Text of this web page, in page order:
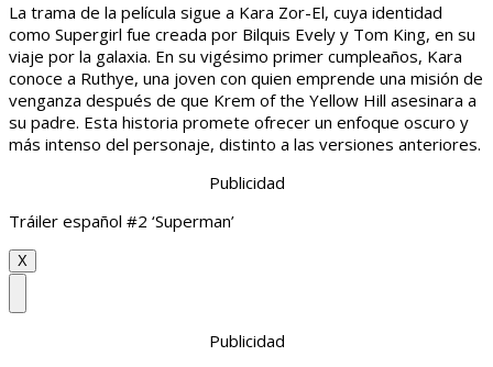
La trama de la película sigue a Kara Zor-El, cuya identidad
como Supergirl fue creada por Bilquis Evely y Tom King, en su
viaje por la galaxia. En su vigésimo primer cumpleaños, Kara
conoce a Ruthye, una joven con quien emprende una misión de
venganza después de que Krem of the Yellow Hill asesinara a
su padre. Esta historia promete ofrecer un enfoque oscuro y
más intenso del personaje, distinto a las versiones anteriores.
Publicidad
Tráiler español #2 ‘Superman’
X
Publicidad